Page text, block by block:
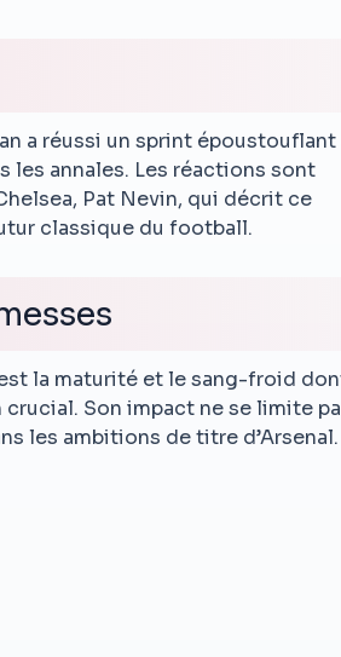
a réussi un sprint époustouflant
les annales. Les réactions sont
Pat Nevin, qui décrit ce
classique du football.
la maturité et le sang-froid
Son impact ne se limite
les ambitions de titre d’Arsenal.